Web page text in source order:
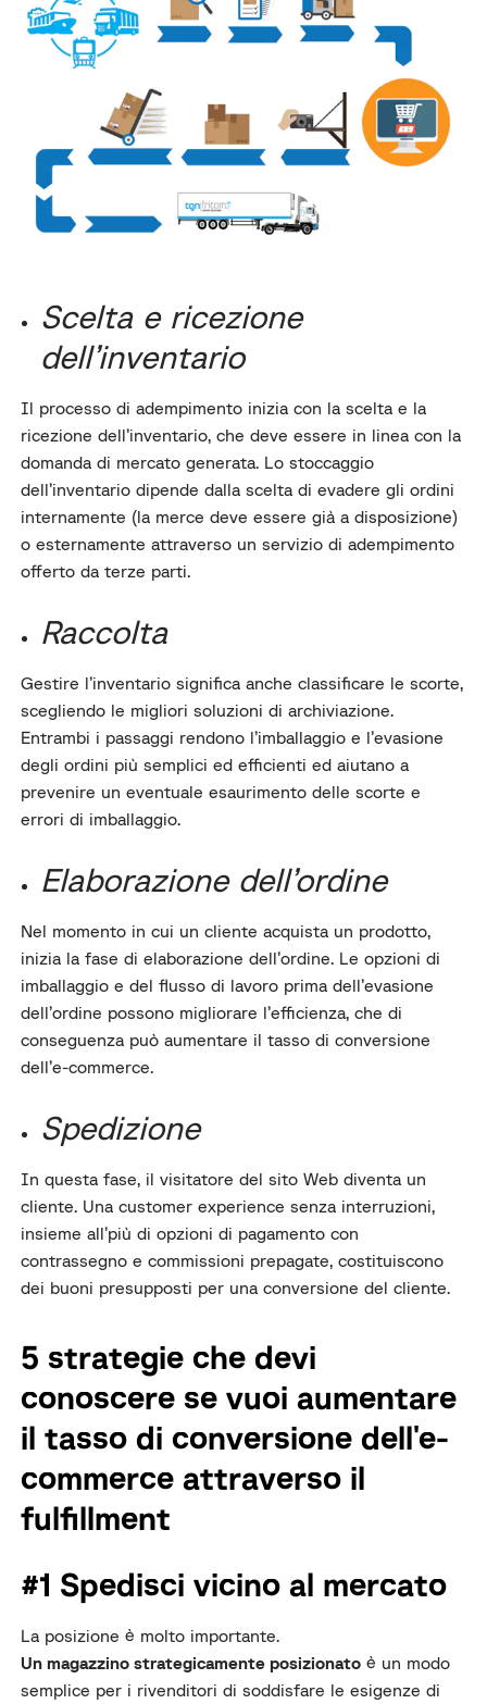
Scelta e ricezione
dell’inventario
Il processo di adempimento inizia con la scelta e la
ricezione dell’inventario, che deve essere in linea con la
domanda di mercato generata. Lo stoccaggio
dell’inventario dipende dalla scelta di evadere gli ordini
internamente (la merce deve essere già a disposizione)
o esternamente attraverso un servizio di adempimento
offerto da terze parti.
Raccolta
Gestire l’inventario significa anche classificare le scorte,
scegliendo le migliori soluzioni di archiviazione.
Entrambi i passaggi rendono l’imballaggio e l’evasione
degli ordini più semplici ed efficienti ed aiutano a
prevenire un eventuale esaurimento delle scorte e
errori di imballaggio.
Elaborazione dell’ordine
Nel momento in cui un cliente acquista un prodotto,
inizia la fase di elaborazione dell’ordine. Le opzioni di
imballaggio e del flusso di lavoro prima dell’evasione
dell’ordine possono migliorare l’efficienza, che di
conseguenza può aumentare il tasso di conversione
dell’e-commerce.
Spedizione
In questa fase, il visitatore del sito Web diventa un
cliente. Una customer experience senza interruzioni,
insieme all’più di opzioni di pagamento con
contrassegno e commissioni prepagate, costituiscono
dei buoni presupposti per una conversione del cliente.
5 strategie che devi
conoscere se vuoi aumentare
il tasso di conversione dell'e-
commerce attraverso il
fulfillment
#1 Spedisci vicino al mercato
La posizione è molto importante.
Un magazzino strategicamente posizionato è un modo
semplice per i rivenditori di soddisfare le esigenze di